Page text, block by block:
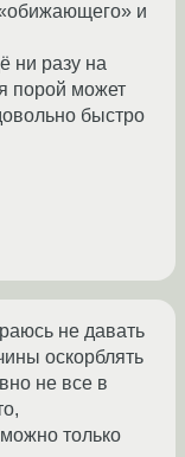
и
ни разу на
порой может
быстро
не давать
оскорблять
не все в
только